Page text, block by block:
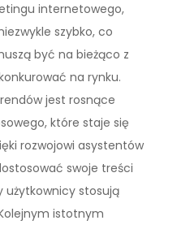
internetowego,
szybko, co
być na bieżąco z
na rynku.
jest rosnące
które staje się
rozwojowi asystentów
swoje treści
użytkownicy stosują
istotnym